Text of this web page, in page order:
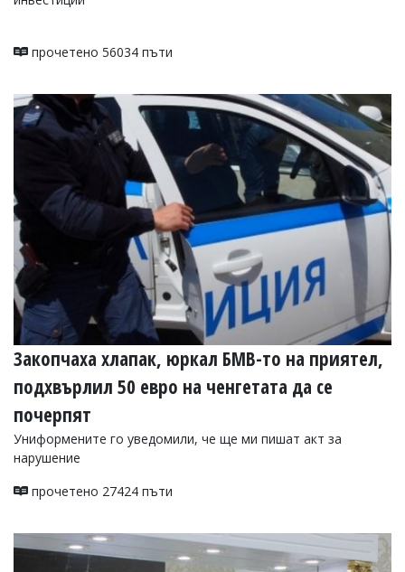
прочетено 56034 пъти
Закопчаха хлапак, юркал БМВ-то на приятел,
подхвърлил 50 евро на ченгетата да се
почерпят
Униформените го уведомили, че ще ми пишат акт за
нарушение
прочетено 27424 пъти